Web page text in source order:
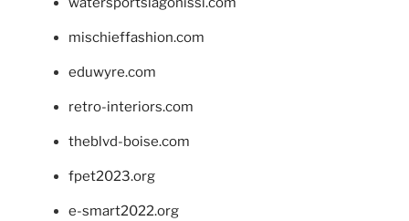
mischieffashion.com
eduwyre.com
retro-interiors.com
theblvd-boise.com
fpet2023.org
e-smart2022.org